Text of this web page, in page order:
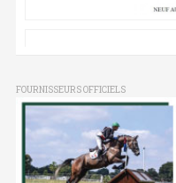
FOURNISSEURS OFFICIELS